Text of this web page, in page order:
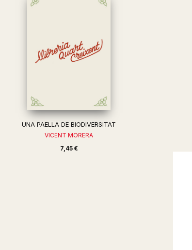
UNA PAELLA DE BIODIVERSITAT
VICENT MORERA
7,45 €